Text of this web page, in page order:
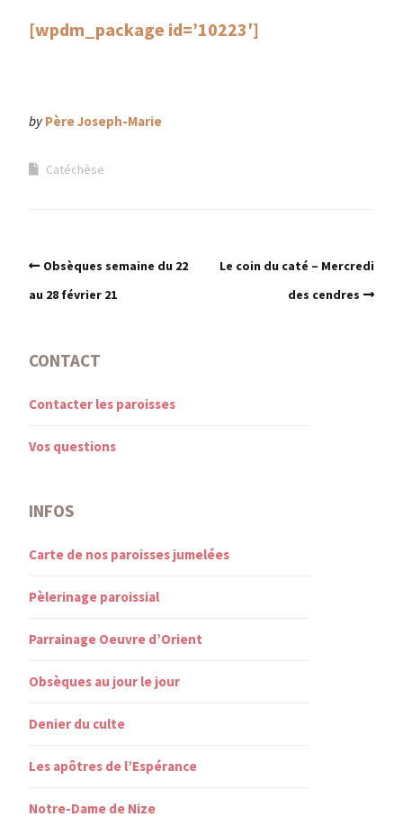
[wpdm_package id=’10223′]
by Père Joseph-Marie
Catéchèse
Obsèques semaine du 22
au 28 février 21
Le coin du caté – Mercredi
des cendres
CONTACT
Contacter les paroisses
Vos questions
INFOS
Carte de nos paroisses jumelées
Pèlerinage paroissial
Parrainage Oeuvre d’Orient
Obsèques au jour le jour
Denier du culte
Les apôtres de l’Espérance
Notre-Dame de Nize